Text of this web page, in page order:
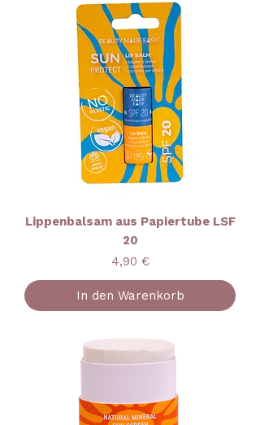
Lippenbalsam aus Papiertube LSF
20
Preis
4,90 €
In den Warenkorb